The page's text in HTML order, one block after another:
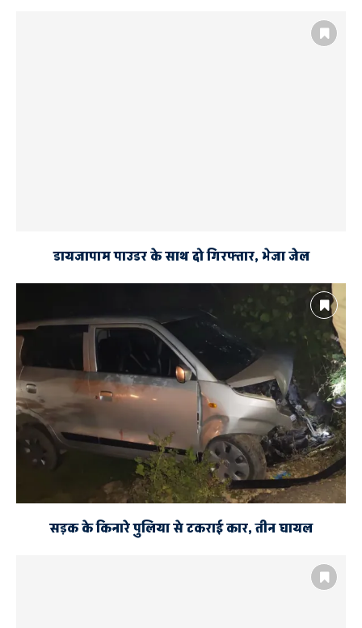
डायजापाम पाउडर के साथ दो गिरफ्तार, भेजा जेल
सड़क के किनारे पुलिया से टकराई कार, तीन घायल